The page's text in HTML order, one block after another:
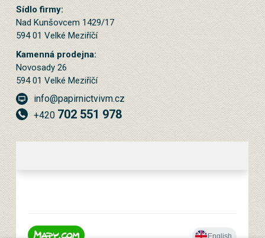
Sídlo firmy:
Nad Kunšovcem 1429/17
594 01 Velké Meziříčí
Kamenná prodejna:
Novosady 26
594 01 Velké Meziříčí
info@papirnictvivm.cz
+420 702 551 978